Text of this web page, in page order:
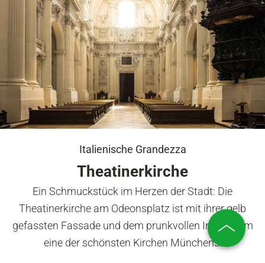
Italienische Grandezza
Theatinerkirche
Ein Schmuckstück im Herzen der Stadt: Die
Theatinerkirche am Odeonsplatz ist mit ihrer gelb
gefassten Fassade und dem prunkvollen Innenraum
eine der schönsten Kirchen Münchens.